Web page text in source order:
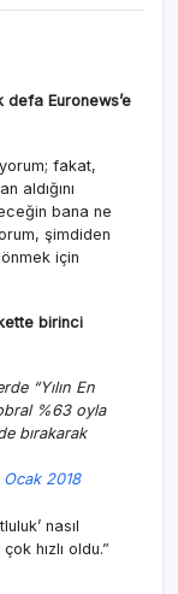
Euronews’e
fakat,
aldığını
bana ne
şimdiden
için
birinci
“Yılın En
%63 oyla
bırakarak
Ocak 2018
nasıl
hızlı oldu.”